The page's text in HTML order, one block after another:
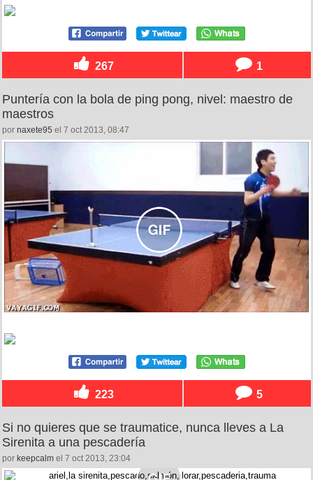
267 1
Puntería con la bola de ping pong, nivel: maestro de
maestros
por naxete95 el 7 oct 2013, 08:47
223 5
Si no quieres que se traumatice, nunca lleves a La
Sirenita a una pescadería
por keepcalm el 7 oct 2013, 23:04